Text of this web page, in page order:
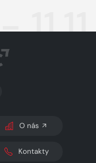
SVĚTLÝ/TMAVÝ REŽIM
O nás
Kontakty